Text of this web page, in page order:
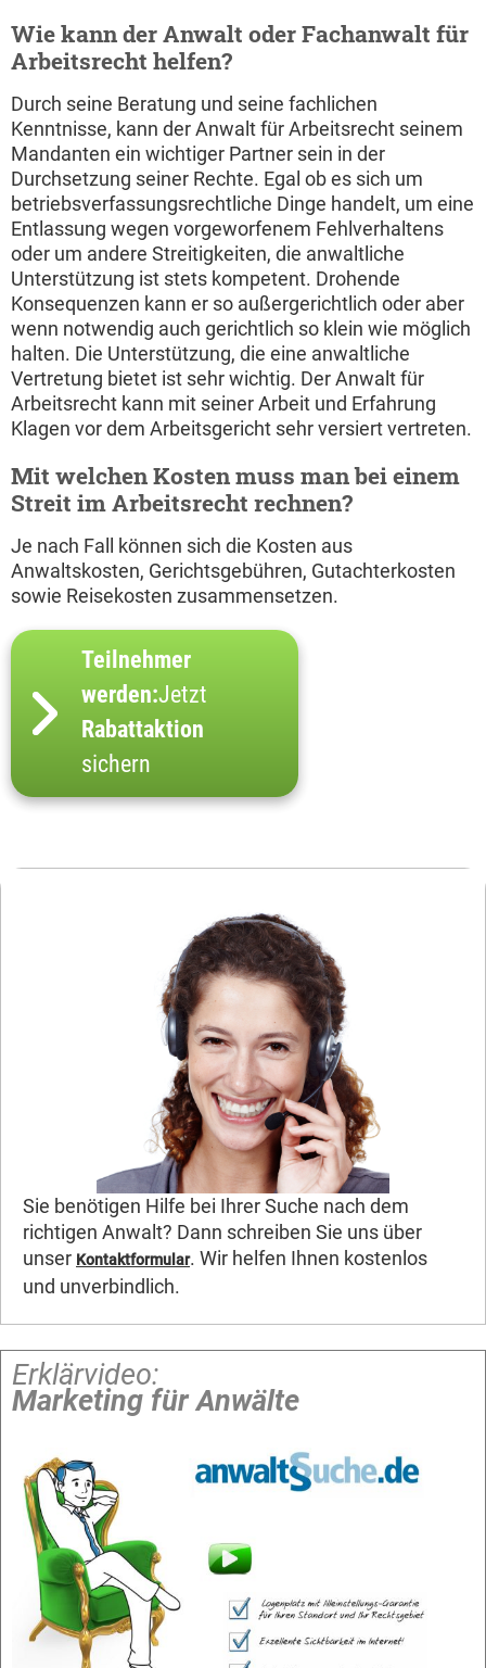
Wie kann der Anwalt oder Fachanwalt für
Arbeitsrecht helfen?
Durch seine Beratung und seine fachlichen
Kenntnisse, kann der Anwalt für Arbeitsrecht seinem
Mandanten ein wichtiger Partner sein in der
Durchsetzung seiner Rechte. Egal ob es sich um
betriebsverfassungsrechtliche Dinge handelt, um eine
Entlassung wegen vorgeworfenem Fehlverhaltens
oder um andere Streitigkeiten, die anwaltliche
Unterstützung ist stets kompetent. Drohende
Konsequenzen kann er so außergerichtlich oder aber
wenn notwendig auch gerichtlich so klein wie möglich
halten. Die Unterstützung, die eine anwaltliche
Vertretung bietet ist sehr wichtig. Der Anwalt für
Arbeitsrecht kann mit seiner Arbeit und Erfahrung
Klagen vor dem Arbeitsgericht sehr versiert vertreten.
Mit welchen Kosten muss man bei einem
Streit im Arbeitsrecht rechnen?
Je nach Fall können sich die Kosten aus
Anwaltskosten, Gerichtsgebühren, Gutachterkosten
sowie Reisekosten zusammensetzen.
Teilnehmer
werden:Jetzt
Rabattaktion
sichern
Sie benötigen Hilfe bei Ihrer Suche nach dem
richtigen Anwalt? Dann schreiben Sie uns über
unser Kontaktformular. Wir helfen Ihnen kostenlos
und unverbindlich.
Erklärvideo:
Marketing für Anwälte